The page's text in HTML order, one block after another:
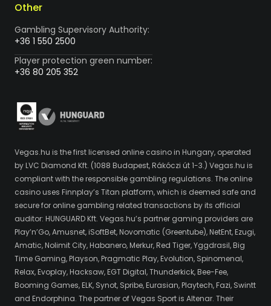
Other
Gambling Supervisory Authority:
+36 1 550 2500
Player protection green number:
+36 80 205 352
Vegas.hu is the first licensed online casino in Hungary, operated
by LVC Diamond Kft. (1088 Budapest, Rákóczi út 1-3.) Vegas.hu is
compliant with the responsible gambling regulations. The online
casino uses Finnplay’s Titan platform, which is deemed safe and
secure for online gambling related transactions by its official
auditor: HUNGUARD Kft. Vegas.hu’s partner gaming providers are
Play’n’Go, Amusnet, iSoftBet, Novomatic (Greentube), NetEnt, Ezugi,
Amatic, Nolimit City, Habanero, Merkur, Red Tiger, Yggdrasil, Big
Time Gaming, Playson, Pragmatic Play, Evolution, Spinomenal,
Relax, Evoplay, Hacksaw, EGT Digital, Thunderkick, Bee-Fee,
Booming Games, ELK, Synot, Spribe, Eurasian, Playtech, Fazi, Swintt
and Endorphina. The partner of Vegas Sport is Altenar. Their